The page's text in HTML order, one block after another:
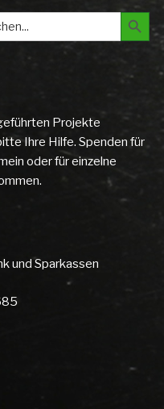
Search
Projekte
Ihre Hilfe. Spenden für
oder für einzelne
und Sparkassen